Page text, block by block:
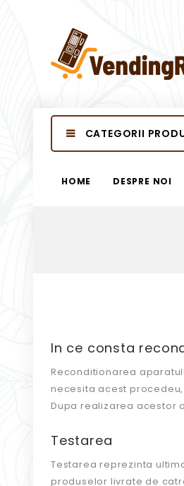
CATEGORII
HOME DESPRE NOI
In ce consta
Reconditionarea
necesita acest
Dupa realizarea acestor
Testarea
Testarea reprezinta
produselor livrate de